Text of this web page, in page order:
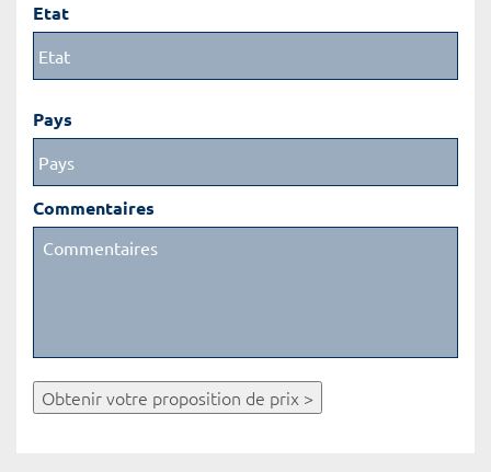
Etat
Pays
Commentaires
Obtenir votre proposition de prix >